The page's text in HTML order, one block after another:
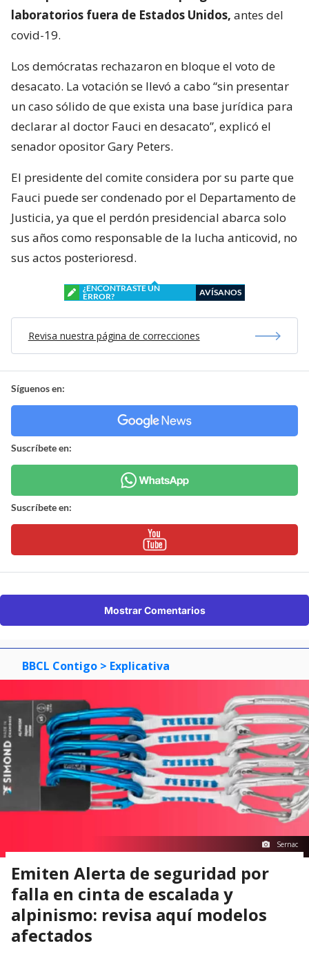
laboratorios fuera de Estados Unidos, antes del
covid-19.
Los demócratas rechazaron en bloque el voto de
desacato. La votación se llevó a cabo “sin presentar
un caso sólido de que exista una base jurídica para
declarar al doctor Fauci en desacato”, explicó el
senador opositor Gary Peters.
El presidente del comite considera por su parte que
Fauci puede ser condenado por el Departamento de
Justicia, ya que el perdón presidencial abarca solo
sus años como responsable de la lucha anticovid, no
sus actos posterioresd.
¿ENCONTRASTE UN
ERROR?
AVÍSANOS
Revisa nuestra página de correcciones
Síguenos en:
Suscríbete en:
Suscríbete en:
Mostrar Comentarios
BBCL Contigo > Explicativa
Sernac
Emiten Alerta de seguridad por
falla en cinta de escalada y
alpinismo: revisa aquí modelos
afectados